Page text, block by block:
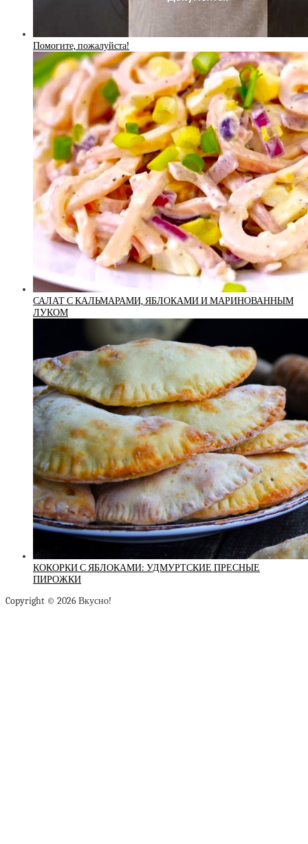
Помогите, пожалуйста!
САЛАТ С КАЛЬМАРАМИ, ЯБЛОКАМИ И МАРИНОВАННЫМ
ЛУКОМ
КОКОРКИ С ЯБЛОКАМИ: УДМУРТСКИЕ ПРЕСНЫЕ
ПИРОЖКИ
Copyright © 2026 Вкусно!